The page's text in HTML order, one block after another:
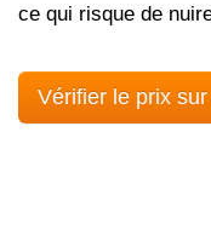
ce qui risque de
Vérifier le prix